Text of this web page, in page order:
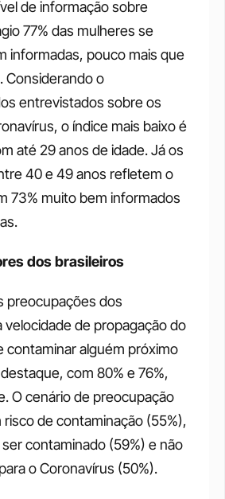
de informação sobre
77% das mulheres se
informadas, pouco mais que
Considerando o
entrevistados sobre os
o índice mais baixo é
até 29 anos de idade. Já os
40 e 49 anos refletem o
73% muito bem informados
dos brasileiros
preocupações dos
de propagação do
contaminar alguém próximo
com 80% e 76%,
O cenário de preocupação
de contaminação (55%),
contaminado (59%) e não
o Coronavírus (50%).